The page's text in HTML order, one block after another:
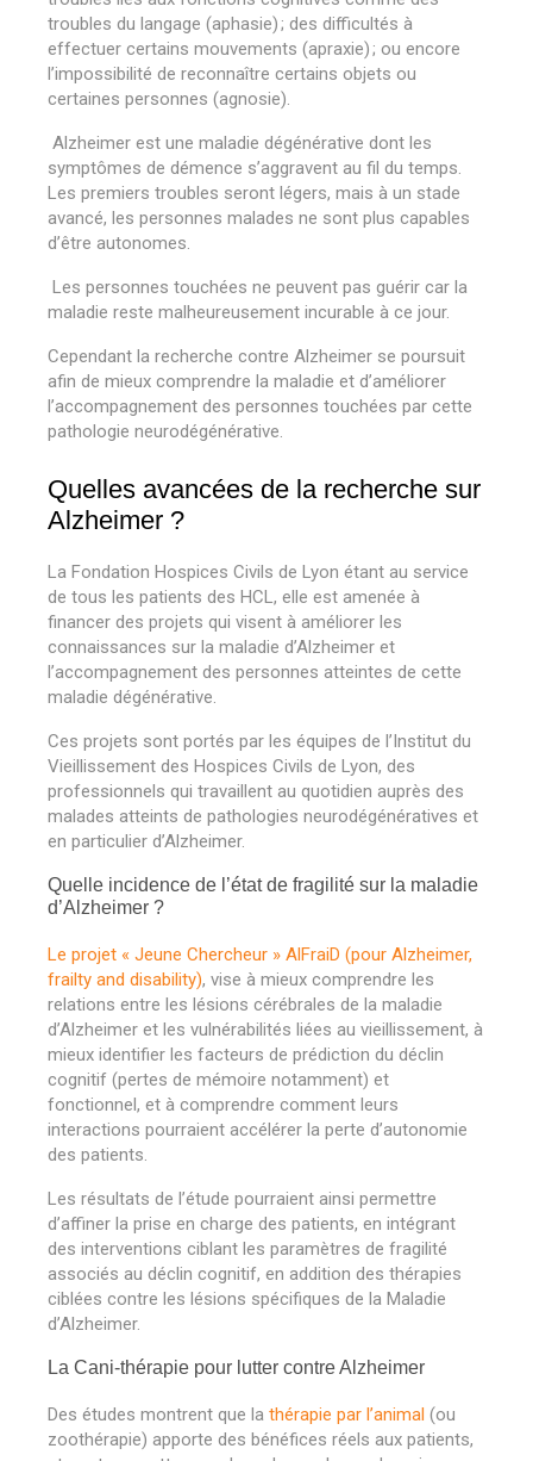
troubles du langage (aphasie) ; des difficultés à
effectuer certains mouvements (apraxie) ; ou encore
l’impossibilité de reconnaître certains objets ou
certaines personnes (agnosie).
Alzheimer est une maladie dégénérative dont les
symptômes de démence s’aggravent au fil du temps.
Les premiers troubles seront légers, mais à un stade
avancé, les personnes malades ne sont plus capables
d’être autonomes.
Les personnes touchées ne peuvent pas guérir car la
maladie reste malheureusement incurable à ce jour.
Cependant la recherche contre Alzheimer se poursuit
afin de mieux comprendre la maladie et d’améliorer
l’accompagnement des personnes touchées par cette
pathologie neurodégénérative.
Quelles avancées de la recherche sur
Alzheimer ?
La Fondation Hospices Civils de Lyon étant au service
de tous les patients des HCL, elle est amenée à
financer des projets qui visent à améliorer les
connaissances sur la maladie d’Alzheimer et
l’accompagnement des personnes atteintes de cette
maladie dégénérative.
Ces projets sont portés par les équipes de l’Institut du
Vieillissement des Hospices Civils de Lyon, des
professionnels qui travaillent au quotidien auprès des
malades atteints de pathologies neurodégénératives et
en particulier d’Alzheimer.
Quelle incidence de l’état de fragilité sur la maladie
d’Alzheimer ?
Le projet « Jeune Chercheur » AlFraiD (pour Alzheimer,
frailty and disability), vise à mieux comprendre les
relations entre les lésions cérébrales de la maladie
d’Alzheimer et les vulnérabilités liées au vieillissement, à
mieux identifier les facteurs de prédiction du déclin
cognitif (pertes de mémoire notamment) et
fonctionnel, et à comprendre comment leurs
interactions pourraient accélérer la perte d’autonomie
des patients.
Les résultats de l’étude pourraient ainsi permettre
d’affiner la prise en charge des patients, en intégrant
des interventions ciblant les paramètres de fragilité
associés au déclin cognitif, en addition des thérapies
ciblées contre les lésions spécifiques de la Maladie
d’Alzheimer.
La Cani-thérapie pour lutter contre Alzheimer
Des études montrent que la thérapie par l’animal (ou
zoothérapie) apporte des bénéfices réels aux patients,